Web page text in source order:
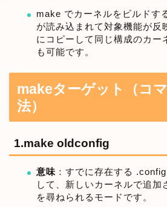
make でカーネルをビルドす
が読み込まれて対象機能が反
にコピーして同じ構成のカー
も可能です。
makeターゲット（コ
法）
1.make oldconfig
意味 ：すでに存在する
して、新しいカーネルで追加
を尋ねられるモードです。